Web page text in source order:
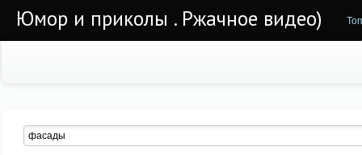
Юмор и приколы . Ржачное видео)